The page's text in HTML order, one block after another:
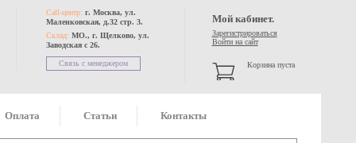
Call-центр: г. Москва, ул.
Маленковская, д.32 стр. 3.
Склад: МО., г. Щелково, ул.
Заводская с 26.
Связь с менеджером
Мой кабинет.
Зарегистрироваться
Войти на сайт
Корзина пуста
Оплата Статьи Контакты